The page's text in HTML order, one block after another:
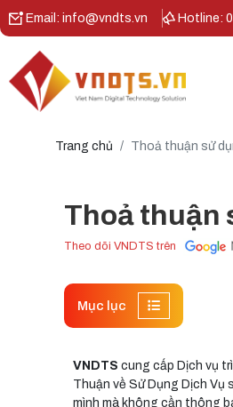
Email: info@vndts.vn Hotline:
Trang chủ Thoả thuận sử
Thoả thuận
Theo dõi VNDTS trên
Mục lục
VNDTS cung cấp Dịch vụ
Thuận về Sử Dụng Dịch
mình mà không cần thông